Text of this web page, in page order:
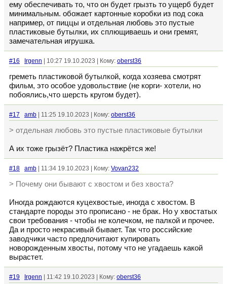
ему обеспечивать то, что он будет грызть то ущерб будет
минимальным. обожает картонные коробки из под сока
например, от пиццы и отдельная любовь это пустые
пластиковые бутылки, их сплющиваешь и они гремят,
замечательная игрушка.
#16 Irgenn | 10:27 19.10.2023 | Кому: oberst36
греметь пластиковой бутылкой, когда хозяева смотрят
фильм, это особое удовольствие (не корги- хотели, но
побоялись,что шерсть кругом будет).
#17 amb | 11:25 19.10.2023 | Кому: oberst36
> отдельная любовь это пустые пластиковые бутылки
А их тоже грызёт? Пластика нажрётся же!
#18 amb | 11:34 19.10.2023 | Кому: Vovan232
> Почему они бывают с хвостом и без хвоста?
Иногда рождаются куцехвостые, иногда с хвостом. В
стандарте породы это прописано - не брак. Но у хвостатых
свои требования - чтобы не колечком, не палкой и прочее.
Да и просто некрасивый бывает. Так что российские
заводчики часто предпочитают купировать
новорожденным хвосты, потому что не угадаешь какой
вырастет.
#19 Irgenn | 11:42 19.10.2023 | Кому: oberst36